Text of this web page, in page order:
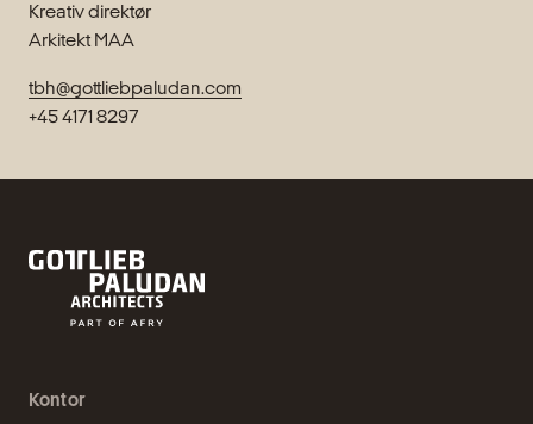
Kreativ direktør
Arkitekt MAA
tbh@gottliebpaludan.com
+45 4171 8297
Kontor